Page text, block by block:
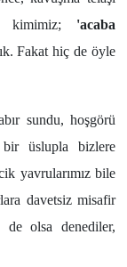
kimimiz; 'acaba
Fakat hiç de öyle
sundu, hoşgörü
bir üslupla bizlere
yavrularımız bile
davetsiz misafir
olsa denediler,